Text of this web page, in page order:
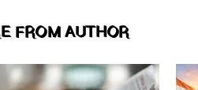
FROM AUTHOR